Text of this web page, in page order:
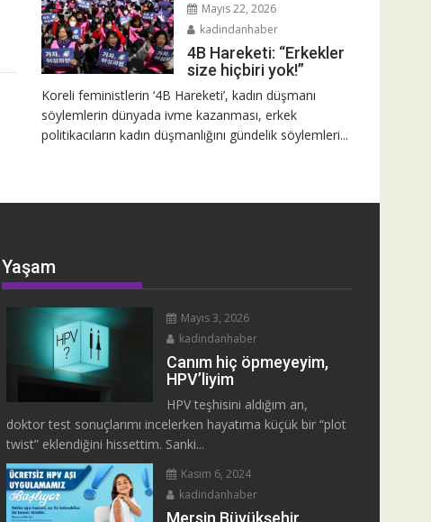
Mayıs 22, 2026
kadindanhaber
4B Hareketi: “Erkekler
size hiçbiri yok!”
Koreli feministlerin ‘4B Hareketi’, kadın düşmanı
söylemlerin dünyada ivme kazanması, erkek
politikacıların kadın düşmanlığını gündelik söylemleri...
Yaşam
Mayıs 3, 2026
kadindanhaber
Canım hiç öpmeyeyim,
HPV’liyim
HPV teşhisini aldığım an,
doktor test sonuçlarımı incelerken hayatıma küçük bir “plot
twist” eklendiğini hissettim. Sanki...
Kasım 6, 2024
kadindanhaber
Mersin Büyükşehir